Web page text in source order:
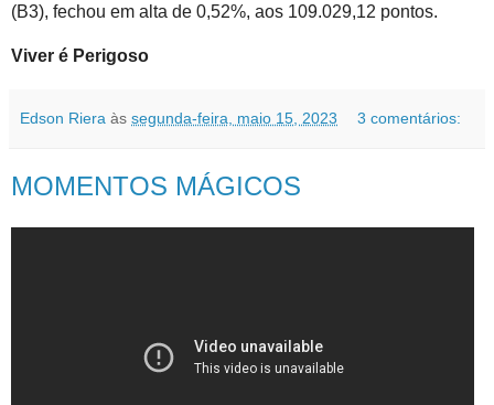
(B3), fechou em alta de 0,52%, aos 109.029,12 pontos.
Viver é Perigoso
Edson Riera às segunda-feira, maio 15, 2023 3 comentários:
MOMENTOS MÁGICOS